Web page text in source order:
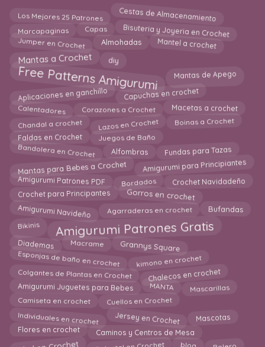
Los Mejores 25 Patrones Cestas de Almacenamiento
Marcapaginas Capas Bisuteria y Joyeria en Crochet
Jumper en Crochet Almohadas Mantel a crochet
Mantas a Crochet diy
Free Patterns Amigurumi Mantas de Apego
Aplicaciones en ganchillo Capuchas en crochet
Calentadores Corazones a Crochet Macetas a crochet
Chandal a crochet Lazos en Crochet Boinas a Crochet
Faldas en Crochet Juegos de Baño
Bandolera en Crochet Alfombras Fundas para Tazas
Mantas para Bebes a Crochet Amigurumi para Principiantes
Amigurumi Patrones PDF Bordados Crochet Navidadeño
Crochet para Principantes Gorros en crochet
Amigurumi Navideño Agarraderas en crochet Bufandas
Bikinis Amigurumi Patrones Gratis
Diademas Macrame Grannys Square
Esponjas de baño en crochet kimono en crochet
Colgantes de Plantas en Crochet Chalecos en crochet
Amigurumi Juguetes para Bebes MANTA Mascarillas
Camiseta en crochet Cuellos en Crochet
Individuales en crochet Jersey en Crochet Mascotas
Flores en crochet Caminos y Centros de Mesa